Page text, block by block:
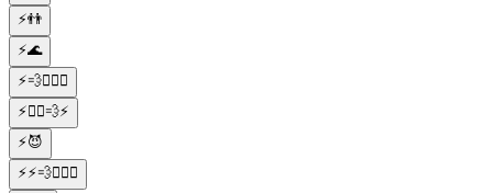
⚡👬
⚡🌊
⚡💨🏃🏼‍♂️
⚡🏃‍♂️💨⚡
⚡😈
⚡⚡💨🏃🏼‍♂️